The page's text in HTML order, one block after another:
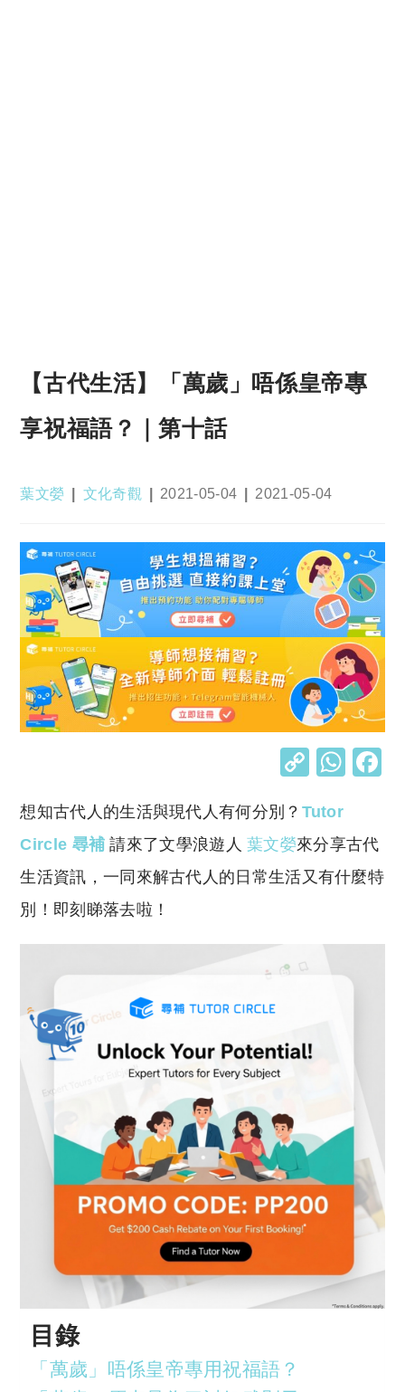
【古代生活】「萬歲」唔係皇帝專
享祝福語？｜第十話
Post
葉文嫈
Post
文化奇觀
Post
2021-05-04
Post
2021-05-04
C
p
y
Li
k
W
s
A
p
想知古代人的生活與現代人有何分別？ Tutor
Circle 尋補 請來了文學浪遊人葉文嫈來分享古代
生活資訊，一同來解古代人的日常生活又有什麼特
別！即刻睇落去啦！
目錄
「萬歲」唔係皇帝專用祝福語？